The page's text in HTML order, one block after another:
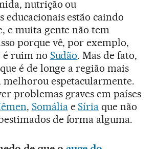
nutrição ou
educacionais estão caindo
e muita gente não tem
porque vê, por exemplo,
é ruim no Sudão. Mas de fato,
é de longe a região mais
espetacularmente.
problemas graves em países
, SomáliaeSíria que não
de forma alguma.